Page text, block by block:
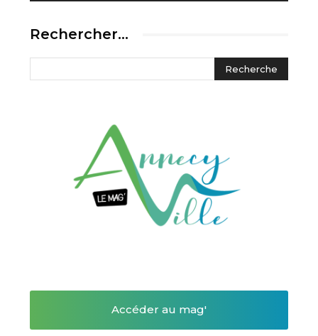
Rechercher…
Accéder au mag'